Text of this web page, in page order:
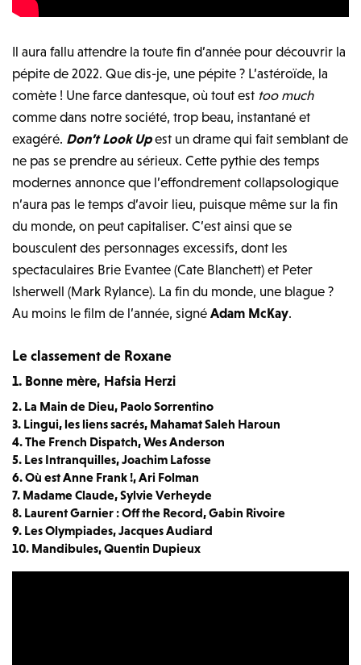
Il aura fallu attendre la toute fin d’année pour découvrir la
pépite de 2022. Que dis-je, une pépite ? L’astéroïde, la
comète ! Une farce dantesque, où tout est too much
comme dans notre société, trop beau, instantané et
exagéré. Don’t Look Upest un drame qui fait semblant de
ne pas se prendre au sérieux. Cette pythie des temps
modernes annonce que l’effondrement collapsologique
n’aura pas le temps d’avoir lieu, puisque même sur la fin
du monde, on peut capitaliser. C’est ainsi que se
bousculent des personnages excessifs, dont les
spectaculaires Brie Evantee (Cate Blanchett) et Peter
Isherwell (Mark Rylance). La fin du monde, une blague ?
Au moins le film de l’année, signéAdam McKay.
Le classement de Roxane
1. Bonne mère, Hafsia Herzi
2. La Main de Dieu, Paolo Sorrentino
3. Lingui, les liens sacrés, Mahamat Saleh Haroun
4. The French Dispatch, Wes Anderson
5. Les Intranquilles, Joachim Lafosse
6. Où est Anne Frank !, Ari Folman
7. Madame Claude, Sylvie Verheyde
8. Laurent Garnier : Off the Record, Gabin Rivoire
9. Les Olympiades, Jacques Audiard
10. Mandibules, Quentin Dupieux